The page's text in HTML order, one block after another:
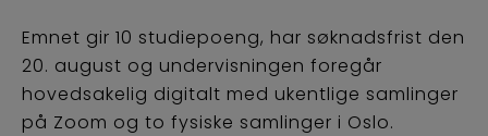
Emnet gir 10 studiepoeng, har søknadsfrist den
20. august og undervisningen foregår
hovedsakelig digitalt med ukentlige samlinger
på Zoom og to fysiske samlinger i Oslo.